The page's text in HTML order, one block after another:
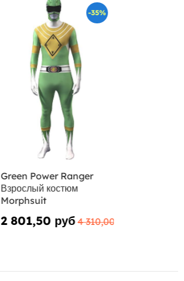
-35%
Green Power Ranger
Взрослый костюм
Morphsuit
2 801,50 руб 4 310,00 руб